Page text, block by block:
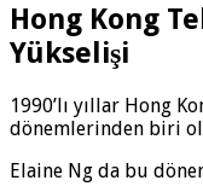
Hong Kong
Yükselişi
1990’lı yıllar Hong
dönemlerinden biri
Elaine Ng da bu